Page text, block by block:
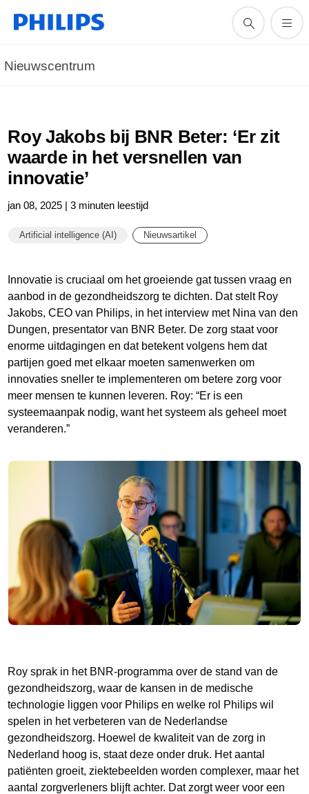
Nieuwscentrum
Roy Jakobs bij BNR Beter: ‘Er zit
waarde in het versnellen van
innovatie’
jan 08, 2025 | 3 minuten leestijd
Artificial intelligence (AI) Nieuwsartikel
Innovatie is cruciaal om het groeiende gat tussen vraag en
aanbod in de gezondheidszorg te dichten. Dat stelt Roy
Jakobs, CEO van Philips, in het interview met Nina van den
Dungen, presentator van BNR Beter. De zorg staat voor
enorme uitdagingen en dat betekent volgens hem dat
partijen goed met elkaar moeten samenwerken om
innovaties sneller te implementeren om betere zorg voor
meer mensen te kunnen leveren. Roy: “Er is een
systeemaanpak nodig, want het systeem als geheel moet
veranderen.”
Roy sprak in het BNR-programma over de stand van de
gezondheidszorg, waar de kansen in de medische
technologie liggen voor Philips en welke rol Philips wil
spelen in het verbeteren van de Nederlandse
gezondheidszorg. Hoewel de kwaliteit van de zorg in
Nederland hoog is, staat deze onder druk. Het aantal
patiënten groeit, ziektebeelden worden complexer, maar het
aantal zorgverleners blijft achter. Dat zorgt weer voor een